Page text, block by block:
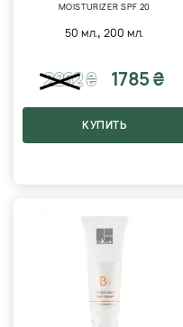
MOISTURIZER SPF 20
50 мл.,200 мл.
2262₴ 1785 ₴
КУПИТЬ